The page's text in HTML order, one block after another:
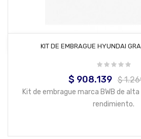
AÑADIR AL
KIT DE EMBRAGUE HYUNDAI
Precio
$ 908.139
Precio
base
$
Kit de embrague marca BWB de
rendimiento.